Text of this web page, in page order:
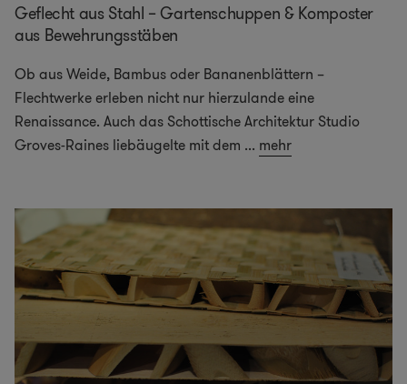
Geflecht aus Stahl – Gartenschuppen & Komposter
aus Bewehrungsstäben
Ob aus Weide, Bambus oder Bananenblättern –
Flechtwerke erleben nicht nur hierzulande eine
Renaissance. Auch das Schottische Architektur Studio
Groves-Raines liebäugelte mit dem ... mehr